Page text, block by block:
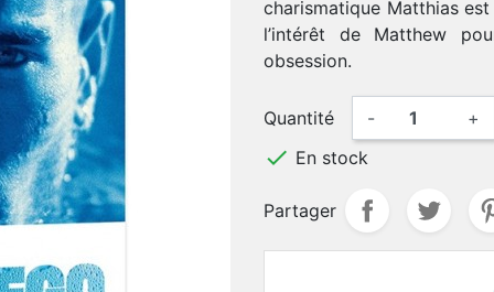
charismatique Matthias
l’intérêt de Matthew
obsession.
Quantité - +
 En stock
Partager